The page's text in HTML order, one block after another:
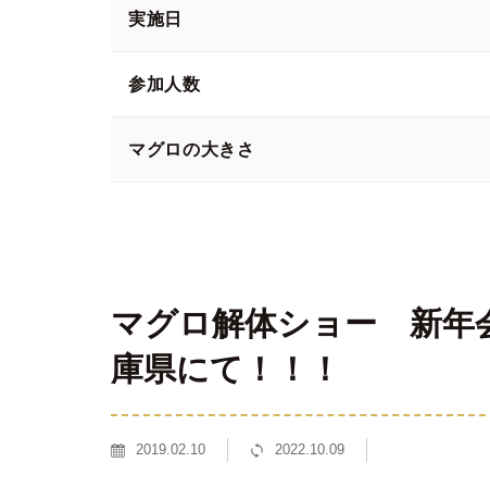
実施日
参加人数
マグロの大きさ
マグロ解体ショー 新年
庫県にて！！！
2019.02.10 2022.10.09